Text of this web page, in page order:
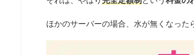
ほかのサーバーの場合、水が無くなった